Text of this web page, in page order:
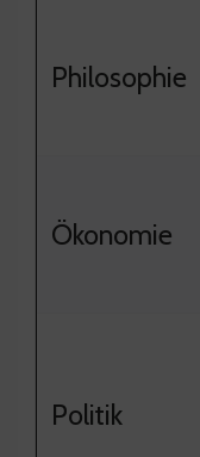
Philosophie
Ökonomie
Politik